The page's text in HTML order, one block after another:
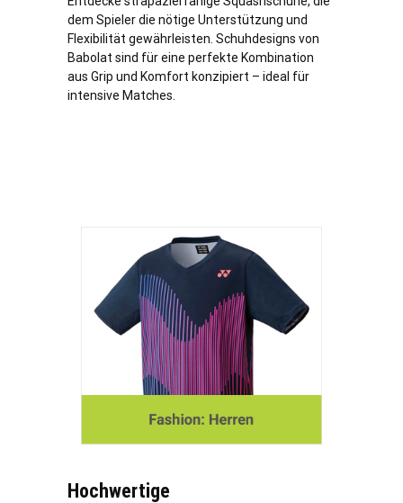
dem Spieler die nötige Unterstützung und
Flexibilität gewährleisten. Schuhdesigns von
Babolat sind für eine perfekte Kombination
aus Grip und Komfort konzipiert – ideal für
intensive Matches.
Hochwertige